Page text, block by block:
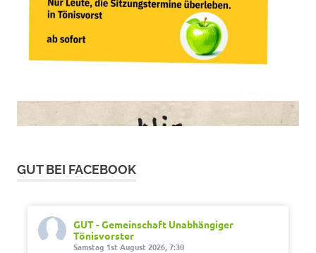
GUT BEI FACEBOOK
GUT - Gemeinschaft Unabhängiger
Tönisvorster
Samstag 1st August 2026, 7:30